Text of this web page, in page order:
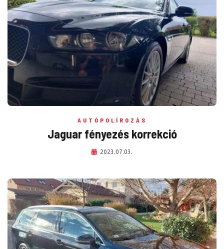
AUTÓPOLÍROZÁS
Jaguar fényezés korrekció
2023.07.03.